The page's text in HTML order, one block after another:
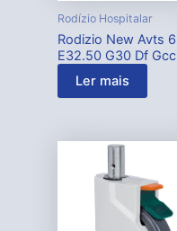
Rodízio Hospitalar
Rodizio New Avts 6
E32.50 G30 Df Gcc
Ler mais